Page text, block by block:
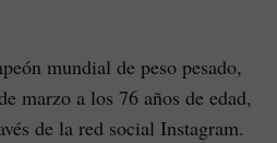
mundial de peso pesado,
marzo a los 76 años de edad,
de la red social Instagram.